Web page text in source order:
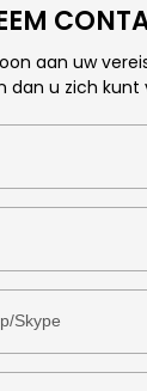
aan uw
dan u zich kunt
Skype